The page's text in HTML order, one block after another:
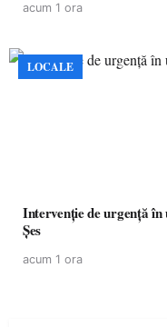
acum 1 ora
LOCALE
Intervenție de urgență
Șes
acum 1 ora